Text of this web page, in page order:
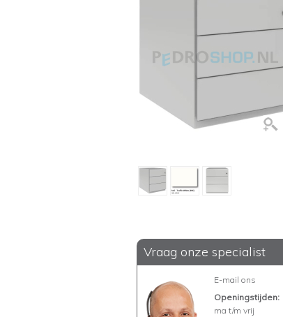
Vraag onze specialist
E-mail ons
Openingstijden:
ma t/m vrij